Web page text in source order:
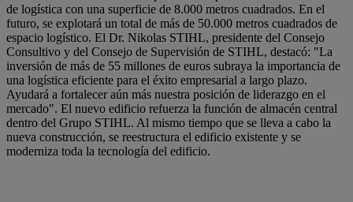
de logística con una superficie de 8.000 metros cuadrados. En el
futuro, se explotará un total de más de 50.000 metros cuadrados de
espacio logístico. El Dr. Nikolas STIHL, presidente del Consejo
Consultivo y del Consejo de Supervisión de STIHL, destacó: "La
inversión de más de 55 millones de euros subraya la importancia de
una logística eficiente para el éxito empresarial a largo plazo.
Ayudará a fortalecer aún más nuestra posición de liderazgo en el
mercado". El nuevo edificio refuerza la función de almacén central
dentro del Grupo STIHL. Al mismo tiempo que se lleva a cabo la
nueva construcción, se reestructura el edificio existente y se
moderniza toda la tecnología del edificio.